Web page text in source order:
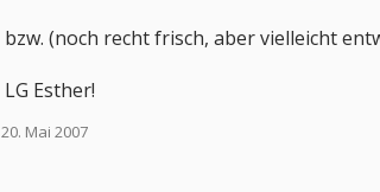
bzw. (noch recht frisch, aber vielleicht
LG Esther!
20. Mai 2007